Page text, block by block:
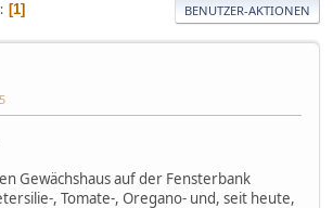
1 BENUTZER-AKTIONEN
Gewächshaus auf der Fensterbank
, Tomate-, Oregano- und, seit heute,